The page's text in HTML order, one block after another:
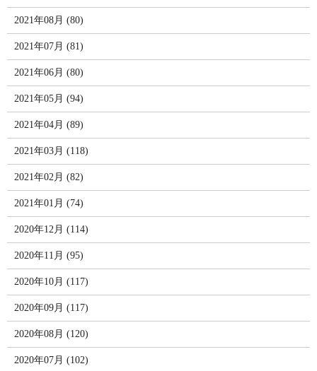
2021年08月 (80)
2021年07月 (81)
2021年06月 (80)
2021年05月 (94)
2021年04月 (89)
2021年03月 (118)
2021年02月 (82)
2021年01月 (74)
2020年12月 (114)
2020年11月 (95)
2020年10月 (117)
2020年09月 (117)
2020年08月 (120)
2020年07月 (102)